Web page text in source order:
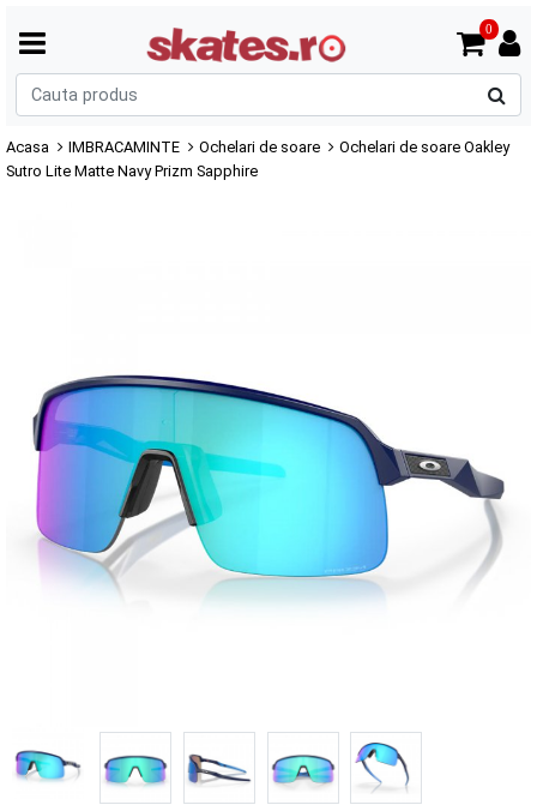
0
Acasa IMBRACAMINTE Ochelari de soare
Ochelari de soare Oakley
Sutro Lite Matte Navy Prizm Sapphire